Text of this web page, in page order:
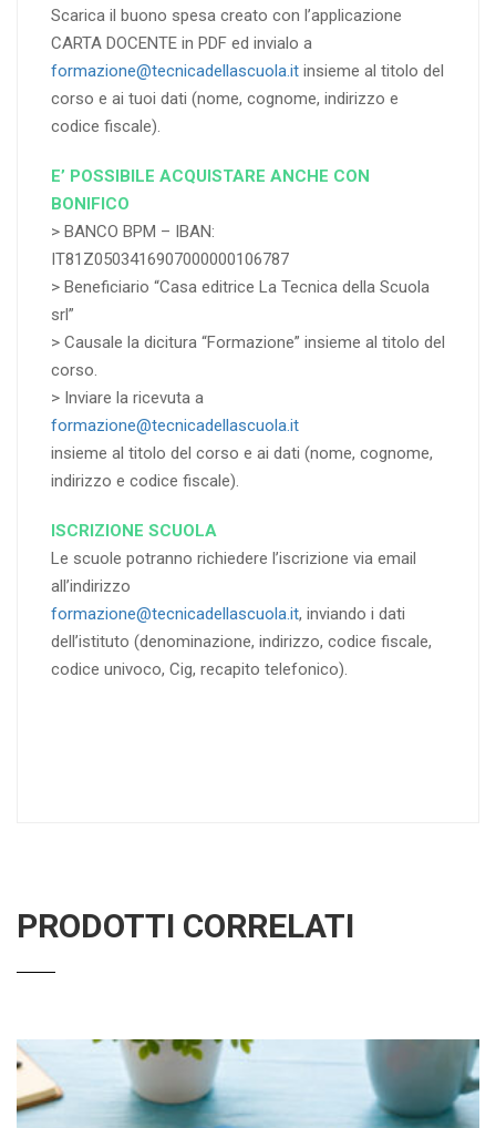
Scarica il buono spesa creato con l’applicazione
CARTA DOCENTE in PDF ed invialo a
formazione@tecnicadellascuola.it insieme al titolo del
corso e ai tuoi dati (nome, cognome, indirizzo e
codice fiscale).
E’ POSSIBILE ACQUISTARE ANCHE CON
BONIFICO
> BANCO BPM – IBAN:
IT81Z0503416907000000106787
> Beneficiario “Casa editrice La Tecnica della Scuola
srl”
> Causale la dicitura “Formazione” insieme al titolo del
corso.
> Inviare la ricevuta a
formazione@tecnicadellascuola.it
insieme al titolo del corso e ai dati (nome, cognome,
indirizzo e codice fiscale).
ISCRIZIONE SCUOLA
Le scuole potranno richiedere l’iscrizione via email
all’indirizzo
formazione@tecnicadellascuola.it, inviando i dati
dell’istituto (denominazione, indirizzo, codice fiscale,
codice univoco, Cig, recapito telefonico).
PRODOTTI CORRELATI